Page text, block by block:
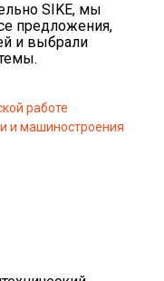
SIKE, мы
предложения,
и выбрали
работе
и машиностроения